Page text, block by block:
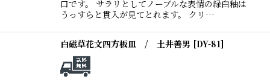
口です。 サラリとしてノーブルな表情の緑白釉は
うっすらと貫入が見てとれます。 クリ…
白磁草花文四方板皿 / 土井善男 [DY-81]